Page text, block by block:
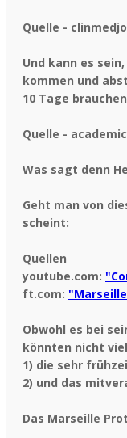
Quelle -
Und kann es
kommen und
10 Tage
Quelle -
Was sagt denn
Geht man von
scheint:
Quellen
youtube.com:
ft.com:
Obwohl es bei
könnten nicht
1) die sehr
2) und das
Das Marseille